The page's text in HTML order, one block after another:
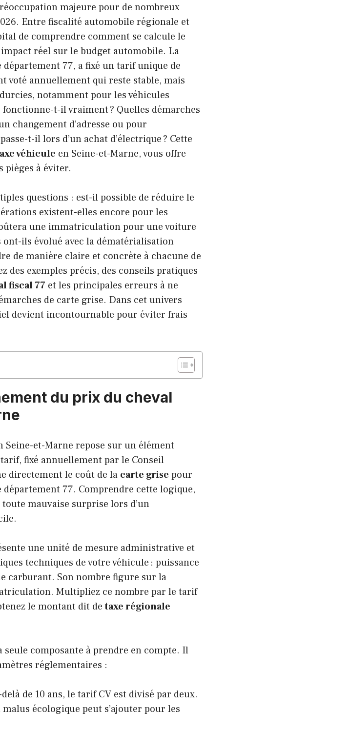
majeure pour de nombreux
Entre fiscalité automobile régionale et
de comprendre comment se calcule le
réel sur le budget automobile. La
77, a fixé un tarif unique de
voté annuellement qui reste stable, mais
notamment pour les véhicules
t-il vraiment ? Quelles démarches
changement d’adresse ou pour
t-il lors d’un achat d’électrique ? Cette
véhicule en Seine-et-Marne, vous offre
pièges à éviter.
questions : est-il possible de réduire le
existent-elles encore pour les
une immatriculation pour une voiture
ils évolué avec la dématérialisation
de manière claire et concrète à chacune de
des exemples précis, des conseils pratiques
fiscal 77 et les principales erreurs à ne
de carte grise. Dans cet univers
devient incontournable pour éviter frais
du prix du cheval
Seine-et-Marne repose sur un élément
tarif, fixé annuellement par le Conseil
directement le coût de la carte grise pour
77. Comprendre cette logique,
mauvaise surprise lors d’un
une unité de mesure administrative et
techniques de votre véhicule : puissance
carburant. Son nombre figure sur la
Multipliez ce nombre par le tarif
le montant dit detaxe régionale
seule composante à prendre en compte. Il
réglementaires :
de 10 ans, le tarif CV est divisé par deux.
malus écologique peut s’ajouter pour les